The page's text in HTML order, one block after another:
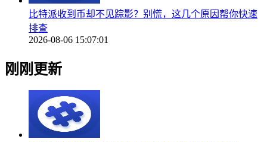
比特派收到币却不见踪影？别慌，这几个原因帮你快速
排查
2026-08-06 15:07:01
刚刚更新